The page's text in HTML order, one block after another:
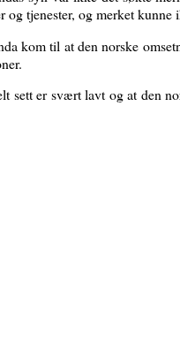
og tjenester, og merket kunne
kom til at den norske
sett er svært lavt og at den